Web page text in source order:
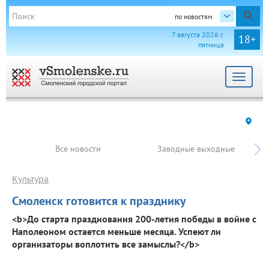
по новостям
18+
7 августа 2026 г.
пятница
Toggle
Все новости Заводные выходные
Смоленск готовится к празднику
Культура
<b>До старта празднования 200-летия победы в войне с
Наполеоном остается меньше месяца. Успеют ли
организаторы воплотить все замыслы?</b>